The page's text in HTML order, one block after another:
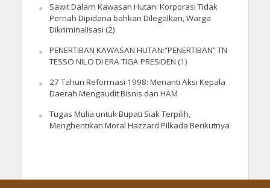
Sawit Dalam Kawasan Hutan: Korporasi Tidak
Pernah Dipidana bahkan Dilegalkan, Warga
Dikriminalisasi (2)
PENERTIBAN KAWASAN HUTAN:”PENERTIBAN” TN
TESSO NILO DI ERA TIGA PRESIDEN (1)
27 Tahun Reformasi 1998: Menanti Aksi Kepala
Daerah Mengaudit Bisnis dan HAM
Tugas Mulia untuk Bupati Siak Terpilih,
Menghentikan Moral Hazzard Pilkada Berikutnya